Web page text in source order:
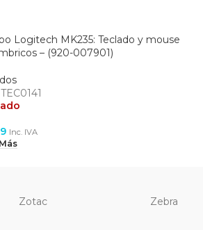
Logitech MK235: Teclado y mouse
– (920-007901)
TEC0141
Inc. IVA
Zotac Zebra